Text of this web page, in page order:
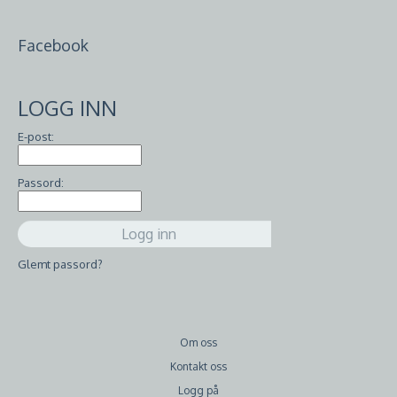
Facebook
LOGG INN
E-post:
Passord:
Glemt passord?
Om oss
Kontakt oss
Logg på